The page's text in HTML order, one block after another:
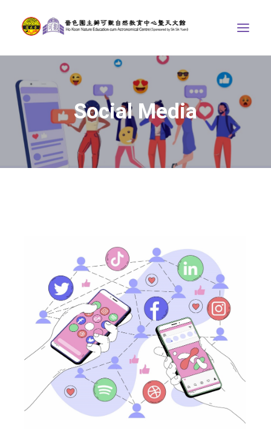
ABOUT US
THE COURSES
ASTRONOMICAL CENTRE
STORIES OF NATURE
COMPETITIONS/PROJECTS
SOCIAL MEDIA
TEXT SIZE
Social Media